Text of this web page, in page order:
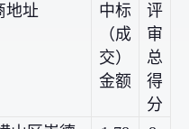
地址
中标
（成
交）
金额
评
审
总
得
分